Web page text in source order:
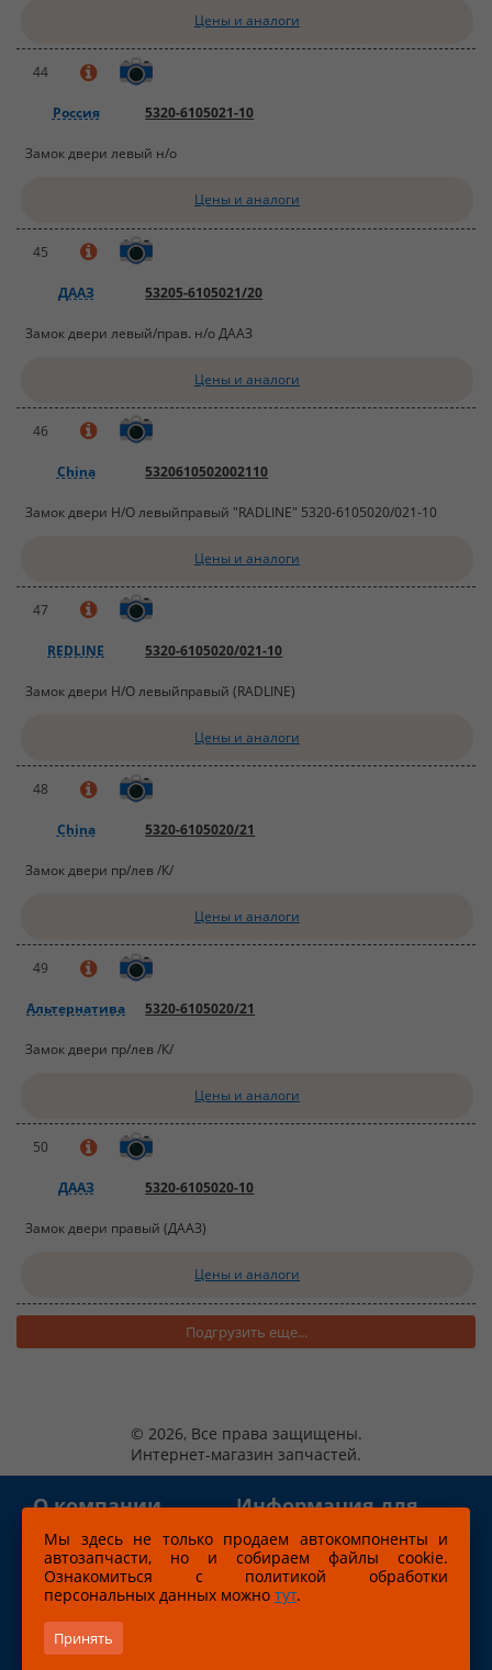
Мы здесь не только продаем автокомпоненты и
автозапчасти, но и собираем файлы cookie.
Ознакомиться с политикой обработки
персональных данных можно тут.
Принять
Цены и аналоги
44
Россия 5320-6105021-10
Замок двери левый н/о
Цены и аналоги
45
ДААЗ 53205-6105021/20
Замок двери левый/прав. н/о ДААЗ
Цены и аналоги
46
China 5320610502002110
Замок двери Н/О левыйправый "RADLINE" 5320-6105020/021-10
Цены и аналоги
47
REDLINE 5320-6105020/021-10
Замок двери Н/О левыйправый (RADLINE)
Цены и аналоги
48
China 5320-6105020/21
Замок двери пр/лев /К/
Цены и аналоги
49
Альтернатива 5320-6105020/21
Замок двери пр/лев /К/
Цены и аналоги
50
ДААЗ 5320-6105020-10
Замок двери правый (ДААЗ)
Цены и аналоги
Подгрузить еще...
© 2026, Все права защищены.
Интернет-магазин запчастей.
О компании
Новости
Магазины
Информация для
клиентов
Оплата
Возврат